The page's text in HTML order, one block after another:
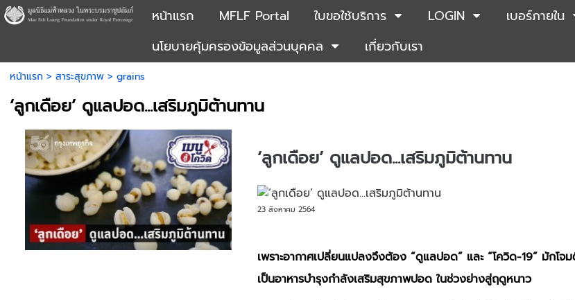
หน้าแรก MFLF Portal ใบขอใช้บริการ LOGIN เบอร์ภายใน
นโยบายคุ้มครองข้อมูลส่วนบุคคล
เกี่ยวกับเรา
หน้าแรก > สาระสุขภาพ> grains
‘ลูกเดือย’ ดูแลปอด...เสริมภูมิต้านทาน
‘ลูกเดือย’ ดูแลปอด...เสริมภูมิต้านทาน
23 สิงหาคม 2564
เพราะอากาศเปลี่ยนแปลงจึงต้อง “ดูแลปอด” และ “โควิด-19” มักโจ
เป็นอาหารบำรุงกำลังเสริมสุขภาพปอด ในช่วงย่างสู่ฤดูหนาว